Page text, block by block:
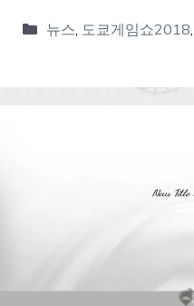
뉴스, 도쿄게임쇼2018,